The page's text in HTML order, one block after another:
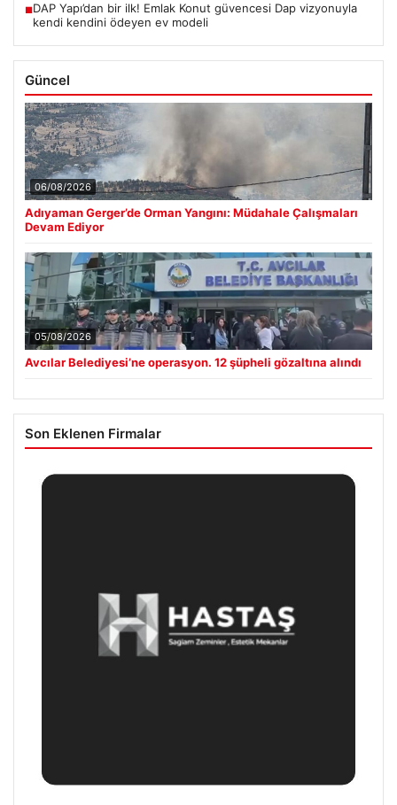
■DAP Yapı’dan bir ilk! Emlak Konut güvencesi Dap vizyonuyla
kendi kendini ödeyen ev modeli
Güncel
06/08/2026
Adıyaman Gerger’de Orman Yangını: Müdahale Çalışmaları
Devam Ediyor
05/08/2026
Avcılar Belediyesi’ne operasyon. 12 şüpheli gözaltına alındı
Son Eklenen Firmalar